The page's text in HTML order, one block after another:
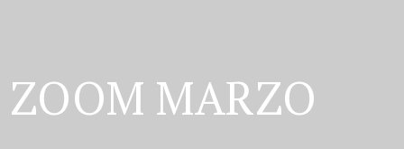
MARZO